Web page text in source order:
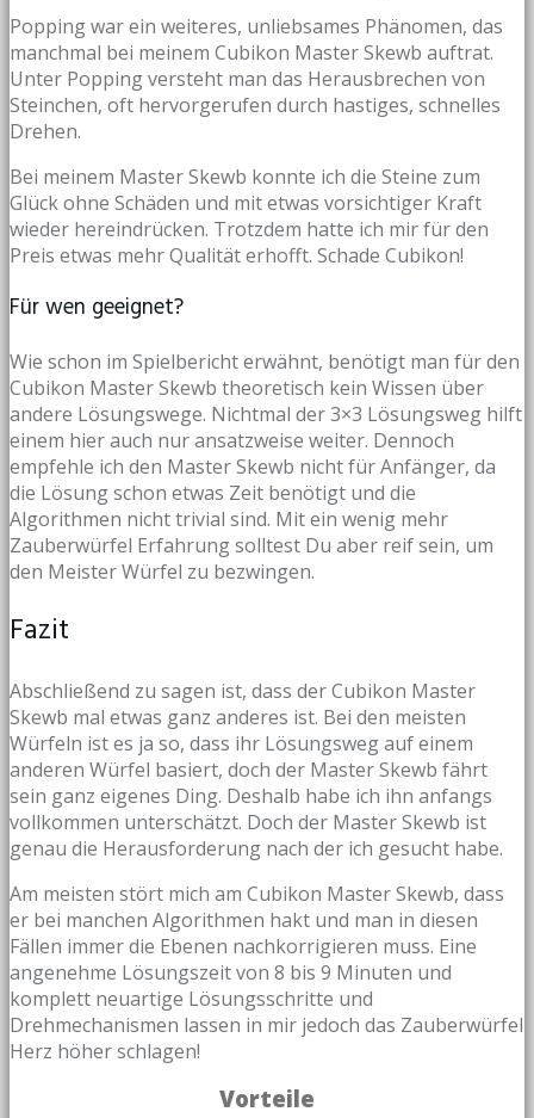
Popping war ein weiteres, unliebsames Phänomen, das
manchmal bei meinem Cubikon Master Skewb auftrat.
Unter Popping versteht man das Herausbrechen von
Steinchen, oft hervorgerufen durch hastiges, schnelles
Drehen.
Bei meinem Master Skewb konnte ich die Steine zum
Glück ohne Schäden und mit etwas vorsichtiger Kraft
wieder hereindrücken. Trotzdem hatte ich mir für den
Preis etwas mehr Qualität erhofft. Schade Cubikon!
Für wen geeignet?
Wie schon im Spielbericht erwähnt, benötigt man für den
Cubikon Master Skewb theoretisch kein Wissen über
andere Lösungswege. Nichtmal der 3×3 Lösungsweg hilft
einem hier auch nur ansatzweise weiter. Dennoch
empfehle ich den Master Skewb nicht für Anfänger, da
die Lösung schon etwas Zeit benötigt und die
Algorithmen nicht trivial sind. Mit ein wenig mehr
Zauberwürfel Erfahrung solltest Du aber reif sein, um
den Meister Würfel zu bezwingen.
Fazit
Abschließend zu sagen ist, dass der Cubikon Master
Skewb mal etwas ganz anderes ist. Bei den meisten
Würfeln ist es ja so, dass ihr Lösungsweg auf einem
anderen Würfel basiert, doch der Master Skewb fährt
sein ganz eigenes Ding. Deshalb habe ich ihn anfangs
vollkommen unterschätzt. Doch der Master Skewb ist
genau die Herausforderung nach der ich gesucht habe.
Am meisten stört mich am Cubikon Master Skewb, dass
er bei manchen Algorithmen hakt und man in diesen
Fällen immer die Ebenen nachkorrigieren muss. Eine
angenehme Lösungszeit von 8 bis 9 Minuten und
komplett neuartige Lösungsschritte und
Drehmechanismen lassen in mir jedoch das Zauberwürfel
Herz höher schlagen!
Vorteile